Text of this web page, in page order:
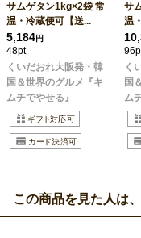
サムゲタン1kg×2袋 常
温・冷蔵便可【送...
5,184円
48pt
くいだおれ大阪発・韓
国＆世界のグルメ『キ
ムチでやせる』
サ
温
く
国
ム
この商品を見た人は